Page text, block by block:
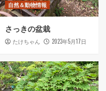
自然＆動物情報
さっきの盆栽
たけちゃん 2023年5月17日